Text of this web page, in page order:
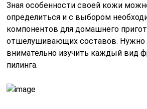
Зная особенности своей кожи
определиться и с выбором
компонентов для домашнего
отшелушивающих составов. Нужно
внимательно изучить каждый вид
пилинга.